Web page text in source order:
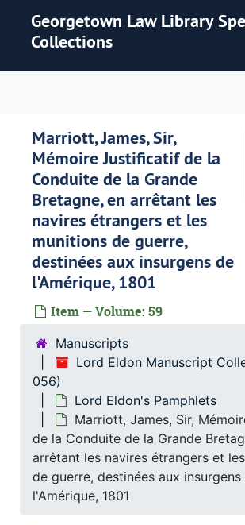
Georgetown Law Library
Collections
Marriott, James, Sir,
Mémoire Justificatif de la
Conduite de la Grande
Bretagne, en arrêtant les
navires étrangers et les
munitions de guerre,
destinées aux insurgens de
l'Amérique, 1801
Item — Volume: 59
Manuscripts
Lord Eldon Manuscript
056)
Lord Eldon's Pamphlets
Marriott, James, Sir,
de la Conduite de la Grande
arrêtant les navires étrangers et
de guerre, destinées aux insurgens
l'Amérique, 1801